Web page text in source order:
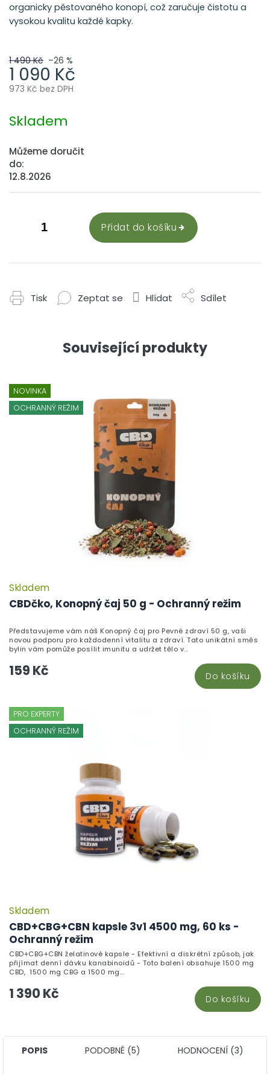
1 490 Kč –26 %
1 090 Kč
973 Kč bez DPH
cena:
Skladem
Můžeme doručit
do:
12.8.2026
Přidat do košíku
organicky pěstovaného konopí, což zaručuje čistotu a
vysokou kvalitu každé kapky.
Tisk Zeptat se Hlídat Sdílet
Související produkty
NOVINKA
OCHRANNÝ REŽIM
CBDčko, Konopný čaj 50 g - Ochranný režim
Skladem
159 Kč Do košíku
Představujeme vám náš Konopný čaj pro Pevné zdraví 50 g, vaši
novou podporu pro každodenní vitalitu a zdraví. Tato unikátní směs
bylin vám pomůže posílit imunitu a udržet tělo v...
PRO EXPERTY
OCHRANNÝ REŽIM
CBD+CBG+CBN kapsle 3v1 4500 mg, 60 ks -
Ochranný režim
Skladem
1 390 Kč Do košíku
CBD+CBG+CBN želatinové kapsle - Efektivní a diskrétní způsob, jak
přijímat denní dávku kanabinoidů - Toto balení obsahuje 1500 mg
CBD, 1500 mg CBG a 1500 mg...
POPIS PODOBNÉ (5) HODNOCENÍ (3)